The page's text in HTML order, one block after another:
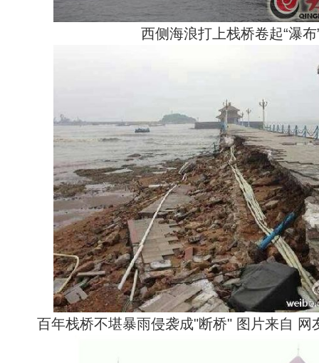
西侧海浪打上栈桥卷起“瀑布
百年栈桥不堪暴雨侵袭成"断桥" 图片来自 网